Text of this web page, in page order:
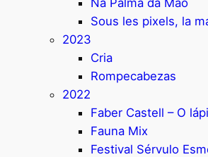
Sous les pixels, la
2023
Cria
Rompecabezas
2022
Faber Castell – O
Fauna Mix
Festival Sérvulo